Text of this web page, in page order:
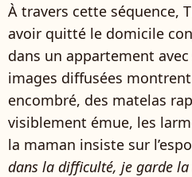
À travers cette séquence,
avoir quitté le domicile
dans un appartement avec
images diffusées
encombré, des matelas
visiblement émue, les
la maman insiste sur
dans la difficulté, je garde